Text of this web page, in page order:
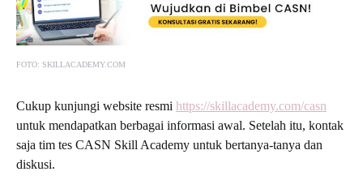
FOTO: SKILLACADEMY.COM
Cukup kunjungi website resmi https://skillacademy.com/casn
untuk mendapatkan berbagai informasi awal. Setelah itu, kontak
saja tim tes CASN Skill Academy untuk bertanya-tanya dan
diskusi.